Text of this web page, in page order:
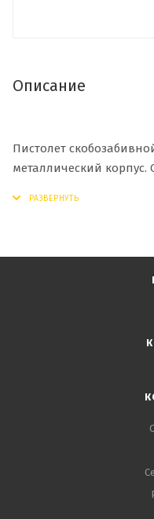
Описание
Пистолет
металлический корпус.